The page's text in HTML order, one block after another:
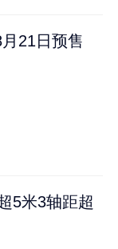
21日预售
5米3轴距超